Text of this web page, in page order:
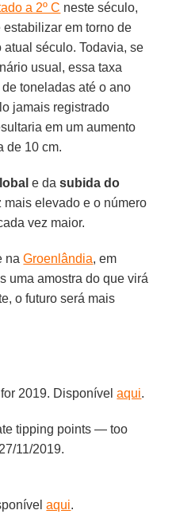
a 2º C neste século,
em torno de
século. Todavia, se
usual, essa taxa
toneladas até o ano
jamais registrado
em um aumento
de 10 cm.
e da subida do
mais elevado e o número
vez maior.
naGroenlândia, em
uma amostra do que virá
o futuro será mais
2019. Disponívelaqui.
tipping points — too
11/2019.
aqui.